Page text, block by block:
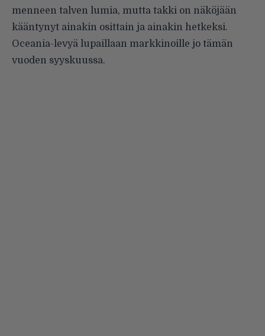
menneen talven lumia, mutta takki on näköjään
kääntynyt ainakin osittain ja ainakin hetkeksi.
Oceania-levyä lupaillaan markkinoille jo tämän
vuoden syyskuussa.